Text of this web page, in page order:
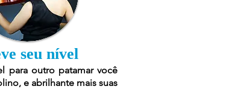
seu nível
para outro patamar você
e abrilhante mais suas